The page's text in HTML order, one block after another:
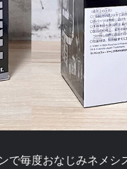
で毎度おなじみネメ